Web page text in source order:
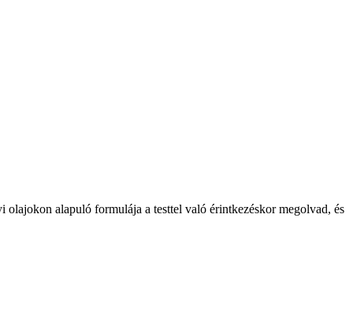
alapuló formulája a testtel való érintkezéskor megolvad, és